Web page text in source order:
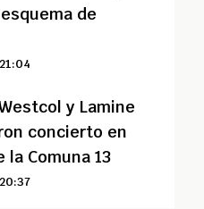
de
y Lamine
concierto en
Comuna 13